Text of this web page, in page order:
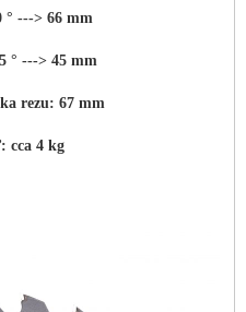
° ---> 66 mm
° ---> 45 mm
rezu: 67 mm
cca 4 kg